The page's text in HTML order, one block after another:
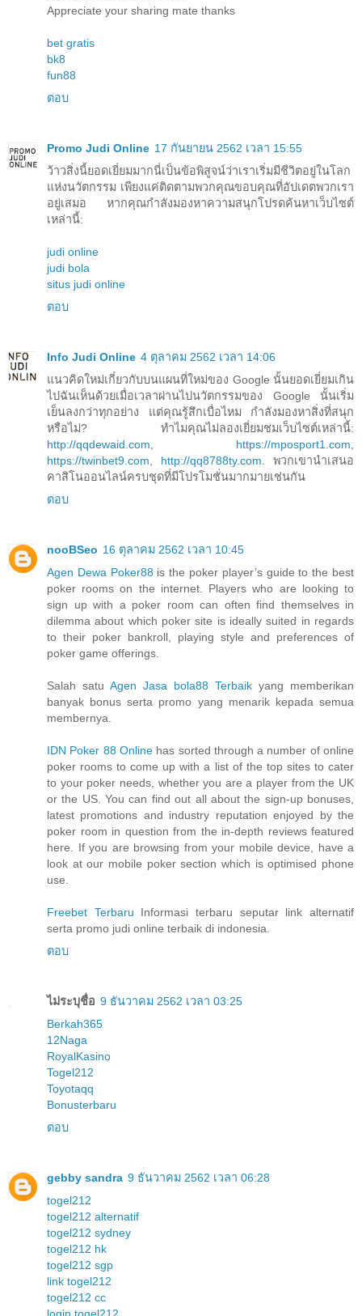
Appreciate your sharing mate thanks
bet gratis
bk8
fun88
ตอบ
Promo Judi Online 17 กันยายน 2562 เวลา 15:55
ว้าวสิ่งนี้ยอดเยี่ยมมากนี่เป็นข้อพิสูจน์ว่าเราเริ่มมีชีวิตอยู่ในโลก
แห่งนวัตกรรม เพียงแค่ติดตามพวกคุณขอบคุณที่อัปเดตพวกเรา
อยู่เสมอ หากคุณกำลังมองหาความสนุกโปรดค้นหาเว็บไซต์
เหล่านี้:
judi online
judi bola
situs judi online
ตอบ
Info Judi Online 4 ตุลาคม 2562 เวลา 14:06
แนวคิดใหม่เกี่ยวกับบนแผนที่ใหม่ของ Google นั้นยอดเยี่ยมเกิน
ไปฉันเห็นด้วยเมื่อเวลาผ่านไปนวัตกรรมของ Google นั้นเริ่ม
เย็นลงกว่าทุกอย่าง แต่คุณรู้สึกเบื่อไหม กำลังมองหาสิ่งที่สนุก
หรือไม่? ทำไมคุณไม่ลองเยี่ยมชมเว็บไซต์เหล่านี้:
http://qqdewaid.com
https://mposport1.com
https://twinbet9.com
http://qq8788ty.com . พวกเขานำเสนอ
คาสิโนออนไลน์ครบชุดที่มีโปรโมชั่นมากมายเช่นกัน
ตอบ
nooBSeo 16 ตุลาคม 2562 เวลา 10:45
Agen Dewa Poker88 is the poker player’s guide to the best
poker rooms on the internet. Players who are looking to
sign up with a poker room can often find themselves in
dilemma about which poker site is ideally suited in regards
to their poker bankroll, playing style and preferences of
poker game offerings.
Salah satu Agen Jasa bola88 Terbaik yang memberikan
banyak bonus serta promo yang menarik kepada semua
membernya.
IDN Poker 88 Onlinehas sorted through a number of online
poker rooms to come up with a list of the top sites to cater
to your poker needs, whether you are a player from the UK
or the US. You can find out all about the sign-up bonuses,
latest promotions and industry reputation enjoyed by the
poker room in question from the in-depth reviews featured
here. If you are browsing from your mobile device, have a
look at our mobile poker section which is optimised phone
use.
Freebet Terbaru Informasi terbaru seputar link alternatif
serta promo judi online terbaik di indonesia.
ตอบ
ไม่ระบุชื่อ 9 ธันวาคม 2562 เวลา 03:25
Berkah365
12Naga
RoyalKasino
Togel212
Toyotaqq
Bonusterbaru
ตอบ
gebby sandra 9 ธันวาคม 2562 เวลา 06:28
togel212
togel212 alternatif
togel212 sydney
togel212 hk
togel212 sgp
link togel212
togel212 cc